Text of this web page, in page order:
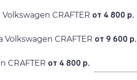
CRAFTER от 4 800 р.
CRAFTER от 9 600 р.
CRAFTER от 4 800 р.